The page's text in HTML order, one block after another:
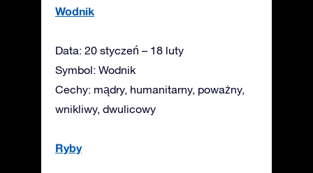
Wodnik
Data: 20 styczeń – 18 luty
Symbol: Wodnik
Cechy: mądry, humanitarny, poważny,
wnikliwy, dwulicowy
Ryby